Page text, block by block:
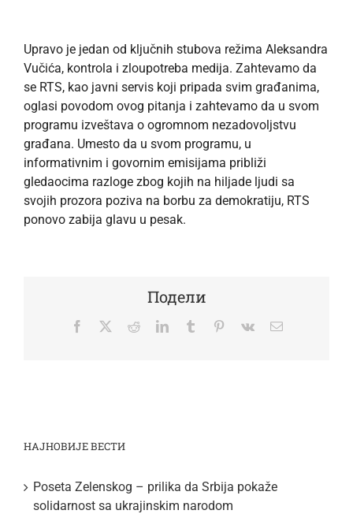
Upravo je jedan od ključnih stubova režima Aleksandra
Vučića, kontrola i zloupotreba medija. Zahtevamo da
se RTS, kao javni servis koji pripada svim građanima,
oglasi povodom ovog pitanja i zahtevamo da u svom
programu izveštava o ogromnom nezadovoljstvu
građana. Umesto da u svom programu, u
informativnim i govornim emisijama približi
gledaocima razloge zbog kojih na hiljade ljudi sa
svojih prozora poziva na borbu za demokratiju, RTS
ponovo zabija glavu u pesak.
Подели
Facebook
TwitterRedditLinkedInTumblr Pinterest
Vk Email
НАЈНОВИЈЕ ВЕСТИ
Poseta Zelenskog – prilika da Srbija pokaže
solidarnost sa ukrajinskim narodom